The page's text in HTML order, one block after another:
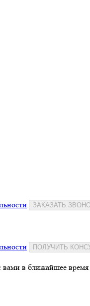
ЗАКАЗАТЬ
ПОЛУЧИТЬ
в ближайшее